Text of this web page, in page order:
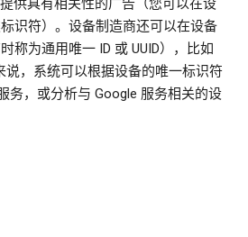
供具有相关性的广告（您可以在设
识符）。设备制造商还可以在设备
称为通用唯一 ID 或 UUID），比如
说，系统可以根据设备的唯一标识符
务，或分析与 Google 服务相关的设